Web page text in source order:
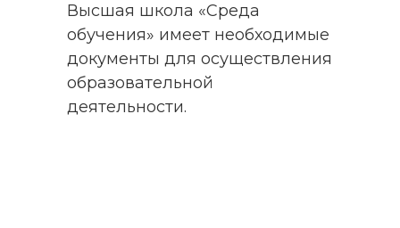
Высшая школа «Среда
обучения» имеет необходимые
документы для осуществления
образовательной
деятельности.
Получить подарок
Нажимая на кнопку, вы
соглашаетесь на обработку данных
и получение сообщений от Среды